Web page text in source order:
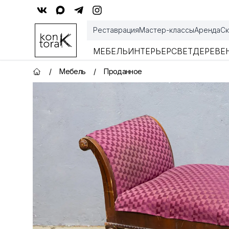
РеставрацияМастер-классыАренда
МЕБЕЛЬИНТЕРЬЕРСВЕТ
Главная страница
/ Мебель / Проданное